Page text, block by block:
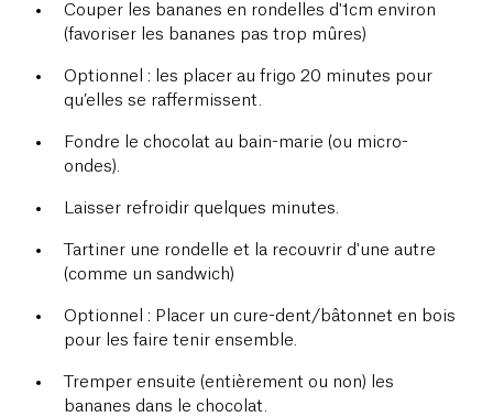
Couper les bananes en rondelles d'1cm environ
(favoriser les bananes pas trop mûres)
Optionnel : les placer au frigo 20 minutes pour
qu’elles se raffermissent.
Fondre le chocolat au bain-marie (ou micro-
ondes).
Laisser refroidir quelques minutes.
Tartiner une rondelle et la recouvrir d'une autre
(comme un sandwich)
Optionnel : Placer un cure-dent/bâtonnet en bois
pour les faire tenir ensemble.
Tremper ensuite (entièrement ou non) les
bananes dans le chocolat.